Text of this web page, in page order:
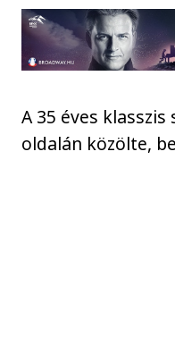
A 35 éves klasszis
oldalán közölte,